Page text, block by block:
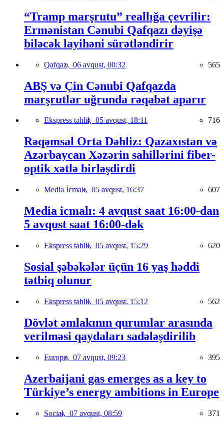
“Tramp marşrutu” reallığa çevrilir:
Ermənistan Cənubi Qafqazı dəyişə
biləcək layihəni sürətləndirir
Qafqaz, 06 avqust, 00:32 565
ABŞ və Çin Cənubi Qafqazda
marşrutlar uğrunda rəqabət aparır
Ekspress təhlil, 05 avqust, 18:11 716
Rəqəmsal Orta Dəhliz: Qazaxıstan və
Azərbaycan Xəzərin sahillərini fiber-
optik xətlə birləşdirdi
Media İcmalı, 05 avqust, 16:37 607
Media icmalı: 4 avqust saat 16:00-dan
5 avqust saat 16:00-dək
Ekspress təhlil, 05 avqust, 15:29 620
Sosial şəbəkələr üçün 16 yaş həddi
tətbiq olunur
Ekspress təhlil, 05 avqust, 15:12 562
Dövlət əmlakının qurumlar arasında
verilməsi qaydaları sadələşdirilib
Europe, 07 avqust, 09:23 395
Azerbaijani gas emerges as a key to
Türkiye’s energy ambitions in Europe
Social, 07 avqust, 08:59 371